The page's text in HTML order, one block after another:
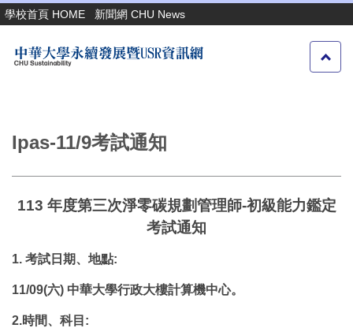
跳
到
要
學校首頁 HOME 新聞網 CHU News
Ipas-11/9考試通知
113 年度第三次淨零碳規劃管理師-初級能力鑑定
考試通知
1. 考試日期、地點:
11/09(六) 中華大學行政大樓計算機中心。
2.時間、科目 :